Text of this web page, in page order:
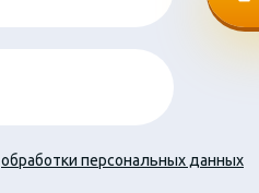
обработки персональных данных